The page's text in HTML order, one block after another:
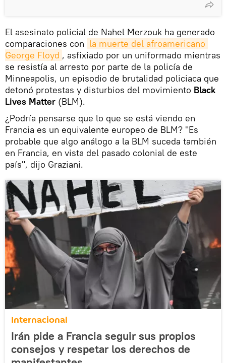
El asesinato policial de Nahel Merzouk ha generado
comparaciones con la muerte del afroamericano
George Floyd , asfixiado por un uniformado mientras
se resistía al arresto por parte de la policía de
Minneapolis, un episodio de brutalidad policiaca que
detonó protestas y disturbios del movimiento Black
Lives Matter (BLM).
¿Podría pensarse que lo que se está viendo en
Francia es un equivalente europeo de BLM? "Es
probable que algo análogo a la BLM suceda también
en Francia, en vista del pasado colonial de este
país", dijo Graziani.
Internacional
Irán pide a Francia seguir sus propios
consejos y respetar los derechos de